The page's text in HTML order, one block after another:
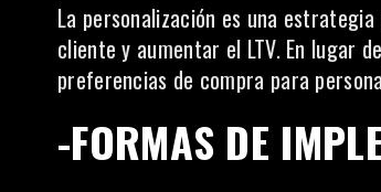
La personalización es una
cliente y aumentar el LTV. En lugar
preferencias de compra para
-FORMAS DE